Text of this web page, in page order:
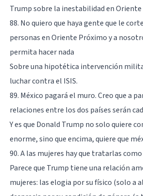
Trump sobre la inestabilidad en
88. No quiero que haya gente que le
personas en Oriente Próximo y a
permita hacer nada
Sobre una hipotética intervención
luchar contra el ISIS.
89. México pagará el muro. Creo que a
relaciones entre los dos países serán
Y es que Donald Trump no solo quiere
enorme, sino que encima, quiere que
90. A las mujeres hay que tratarlas
Parece que Trump tiene una relación
mujeres: las elogia por su físico (solo a